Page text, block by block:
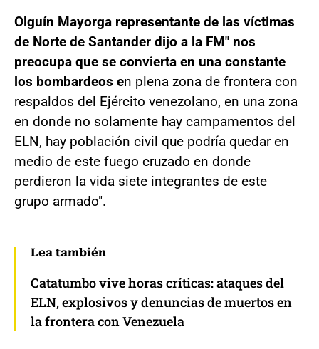
Olguín Mayorga representante de las víctimas
de Norte de Santander dijo a la FM" nos
preocupa que se convierta en una constante
los bombardeos en plena zona de frontera con
respaldos del Ejército venezolano, en una zona
en donde no solamente hay campamentos del
ELN, hay población civil que podría quedar en
medio de este fuego cruzado en donde
perdieron la vida siete integrantes de este
grupo armado".
Lea también
Catatumbo vive horas críticas: ataques del
ELN, explosivos y denuncias de muertos en
la frontera con Venezuela